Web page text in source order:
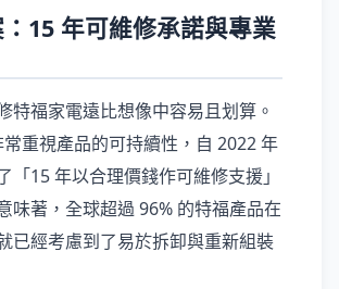
15 年可維修承諾與專業
特福家電遠比想像中容易且划算。
重視產品的可持續性，自 2022 年
「15 年以合理價錢作可維修支援」
味著，全球超過 96% 的特福產品在
已經考慮到了易於拆卸與重新組裝